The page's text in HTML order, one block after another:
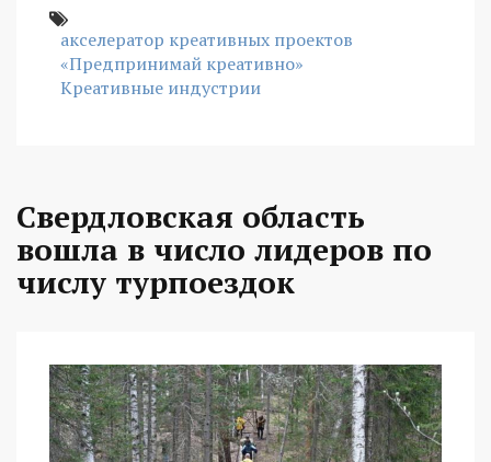
акселератор креативных проектов
«Предпринимай креативно»
Креативные индустрии
Свердловская область
вошла в число лидеров по
числу турпоездок